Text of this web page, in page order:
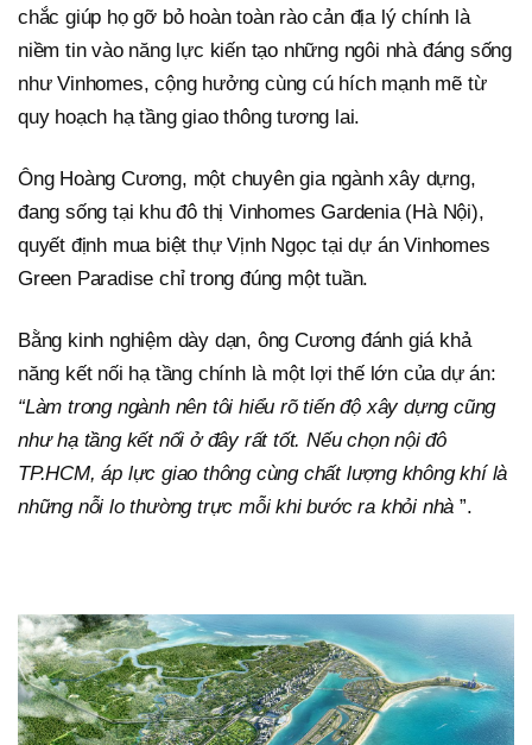
chắc giúp họ gỡ bỏ hoàn toàn rào cản địa lý chính là
niềm tin vào năng lực kiến tạo những ngôi nhà đáng sống
như Vinhomes, cộng hưởng cùng cú hích mạnh mẽ từ
quy hoạch hạ tầng giao thông tương lai.
Ông Hoàng Cương, một chuyên gia ngành xây dựng,
đang sống tại khu đô thị Vinhomes Gardenia (Hà Nội),
quyết định mua biệt thự Vịnh Ngọc tại dự án Vinhomes
Green Paradise chỉ trong đúng một tuần.
Bằng kinh nghiệm dày dạn, ông Cương đánh giá khả
năng kết nối hạ tầng chính là một lợi thế lớn của dự án:
“Làm trong ngành nên tôi hiểu rõ tiến độ xây dựng cũng
như hạ tầng kết nối ở đây rất tốt. Nếu chọn nội đô
TP.HCM, áp lực giao thông cùng chất lượng không khí là
những nỗi lo thường trực mỗi khi bước ra khỏi nhà ”.